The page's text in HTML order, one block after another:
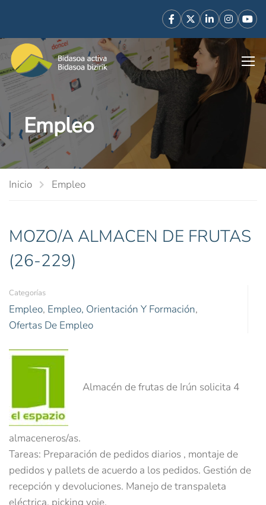
Empleo
Inicio Empleo
MOZO/A ALMACEN DE FRUTAS
(26-229)
Categorías
Empleo, Empleo, Orientación Y Formación,
Ofertas De Empleo
Almacén de frutas de Irún solicita 4
almaceneros/as.
Tareas: Preparación de pedidos diarios , montaje de
pedidos y pallets de acuerdo a los pedidos. Gestión de
recepción y devoluciones. Manejo de transpaleta